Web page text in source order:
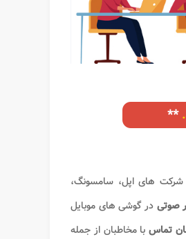
شرکت های اپل، سامسونگ،
صوتی در گوشی های موبایل
تماس با مخاطبان از جمله